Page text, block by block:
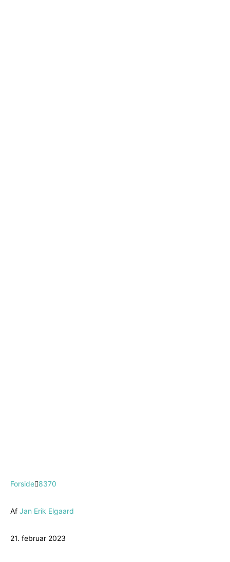
Forside 8370
Af Jan Erik Elgaard
21. februar 2023